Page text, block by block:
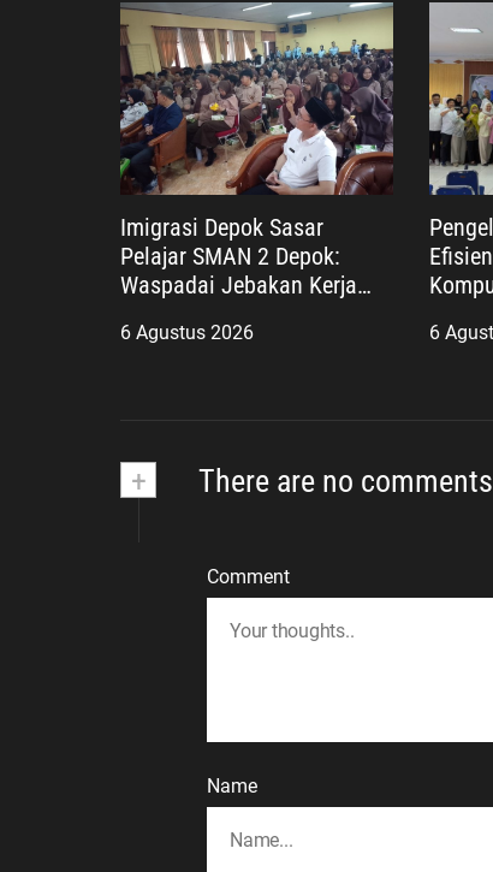
Imigrasi Depok Sasar
Pelajar SMAN 2 Depok:
Waspadai Jebakan Kerja
6 Agustus 2026 6
+ There are no comments
Comment
Name